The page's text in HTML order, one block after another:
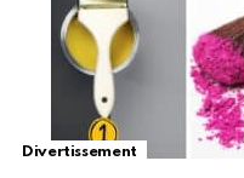
Divertissement